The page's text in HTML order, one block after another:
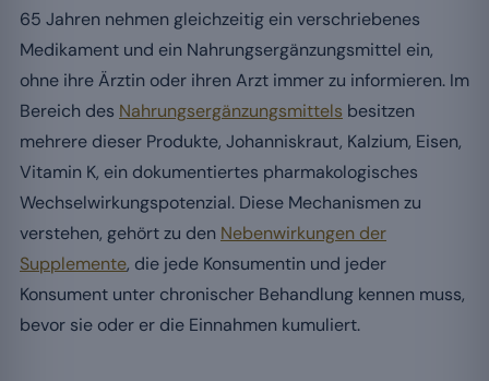
65 Jahren nehmen gleichzeitig ein verschriebenes
Medikament und ein Nahrungsergänzungsmittel ein,
ohne ihre Ärztin oder ihren Arzt immer zu informieren. Im
Bereich des Nahrungsergänzungsmittels besitzen
mehrere dieser Produkte, Johanniskraut, Kalzium, Eisen,
Vitamin K, ein dokumentiertes pharmakologisches
Wechselwirkungspotenzial. Diese Mechanismen zu
verstehen, gehört zu den Nebenwirkungen der
Supplemente, die jede Konsumentin und jeder
Konsument unter chronischer Behandlung kennen muss,
bevor sie oder er die Einnahmen kumuliert.